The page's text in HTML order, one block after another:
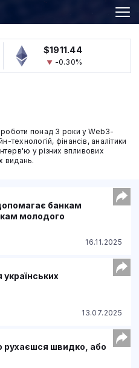
$1911.44
-0.30%
понад 3 роки у Web3-
фінансів, аналітики
у різних впливових
видань.
банкам
молодого
16.11.2025
13.07.2025
рухаєшся швидко, або